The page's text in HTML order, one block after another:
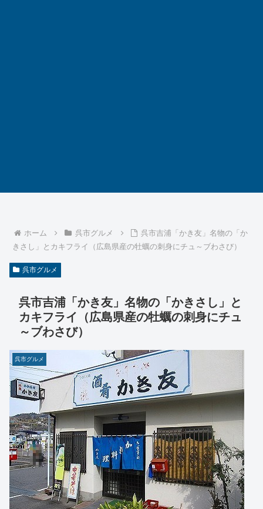
ホーム 呉市グルメ
呉市吉浦「かき友」名物の「か
きさし」とカキフライ（広島県産の牡蠣の刺身にチュ～ブわさび）
呉市グルメ
呉市吉浦「かき友」名物の「かきさし」と
カキフライ（広島県産の牡蠣の刺身にチュ
～ブわさび）
呉市グルメ